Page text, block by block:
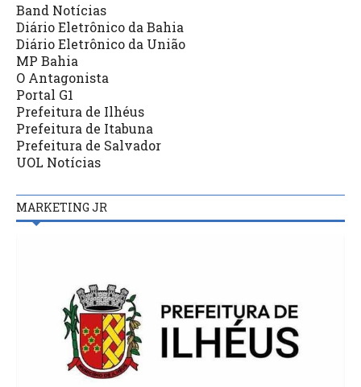
Band Notícias
Diário Eletrônico da Bahia
Diário Eletrônico da União
MP Bahia
O Antagonista
Portal G1
Prefeitura de Ilhéus
Prefeitura de Itabuna
Prefeitura de Salvador
UOL Notícias
MARKETING JR